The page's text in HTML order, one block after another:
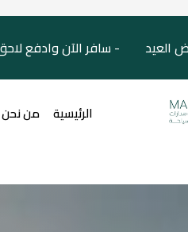
العيد - سافر الآن وادفع
الرئيسية من نحن